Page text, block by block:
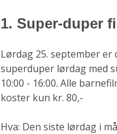
1. Super-duper
Lørdag 25. september
superduper lørdag med
10:00 - 16:00. Alle
koster kun kr. 80,-
Hva: Den siste lørdag i